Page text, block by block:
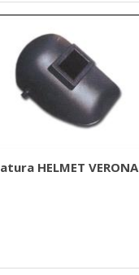
HELMET VERONA